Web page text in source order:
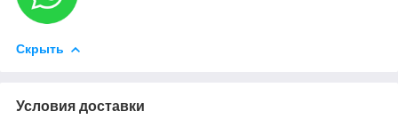
Скрыть
Условия доставки